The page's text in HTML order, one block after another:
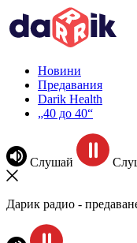
Новини
Предавания
Darik Health
„40 до 40“
Слушай
Дарик радио -